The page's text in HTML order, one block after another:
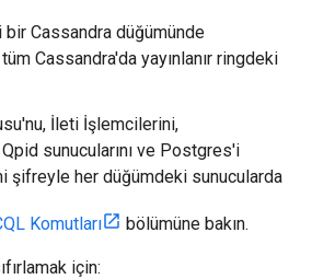
Cassandra düğümünde
tüm Cassandra'da yayınlanır ringdeki
İleti İşlemcilerini,
sunucularını ve Postgres'i
şifreyle her düğümdeki sunucularda
Komutları bölümüne bakın.
için: